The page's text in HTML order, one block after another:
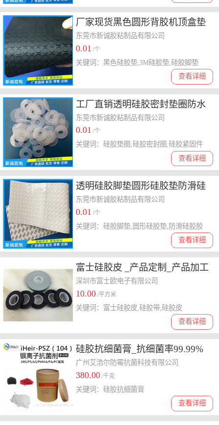
厂家现货黑色圆形背胶机顶盒垫
片自粘硅胶垫家具防滑防震消音
缓冲
东莞市新诚胶粘制品有限公司
0.01 /个
查看详细
关键词：黑色硅胶垫,3M硅胶垫,硅胶脚垫
工厂直销透明硅胶密封垫圈防水
硅胶密封圈黑色平垫尺寸定制
东莞市新诚胶粘制品有限公司
0.01 /个
查看详细
关键词：硅胶垫圈,硅胶密封圈,硅胶紧固件
透明硅胶脚垫圆形硅胶垫防滑硅
胶胶垫3m双面胶背硅胶脚垫现货
东莞市新诚胶粘制品有限公司
0.01 /个
查看详细
关键词：硅胶脚垫,圆形硅胶垫,防滑硅胶胶
富士硅胶皮 _产品定制_产品加工
_品质**-硅胶皮生产厂家
深圳市富士欧电子有限公司
10.00 /平方米
查看详细
关键词：富士硅胶皮,硅胶带,硅胶皮
硅胶抗细菌膏_抗细菌率99.99%
广州艾浩尔防霉抗菌科技有限公司
380.00 /千克
查看详细
关键词：硅胶抗细菌膏